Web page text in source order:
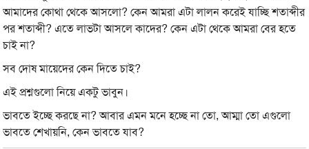
আমাদের কোথা থেকে আসলো? কেন আমরা এটা লালন করেই যাচ্ছি শতাব্দীর
পর শতাব্দী? এতে লাভটা আসলে কাদের? কেন এটা থেকে আমরা বের হতে
চাই না?
সব দোষ মায়েদের কেন দিতে চাই?
এই প্রশ্নগুলো নিয়ে একটু ভাবুন।
ভাবতে ইচ্ছে করছে না? আবার এমন মনে হচ্ছে না তো, আম্মা তো এগুলো
ভাবতে শেখায়নি, কেন ভাবতে যাব?